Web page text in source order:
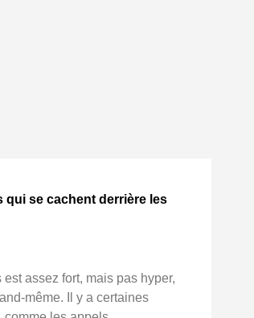
qui se cachent derrière les
est assez fort, mais pas hyper,
même. Il y a certaines